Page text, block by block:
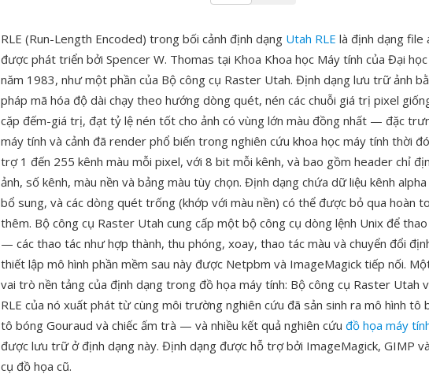
RLE (Run-Length Encoded) trong bối cảnh định dạng Utah RLE là định dạng file
được phát triển bởi Spencer W. Thomas tại Khoa Khoa học Máy tính của Đại
năm 1983, như một phần của Bộ công cụ Raster Utah. Định dạng lưu trữ ảnh
pháp mã hóa độ dài chạy theo hướng dòng quét, nén các chuỗi giá trị pixel
cặp đếm-giá trị, đạt tỷ lệ nén tốt cho ảnh có vùng lớn màu đồng nhất — đặc
máy tính và cảnh đã render phổ biến trong nghiên cứu khoa học máy tính thời
trợ 1 đến 255 kênh màu mỗi pixel, với 8 bit mỗi kênh, và bao gồm header chỉ
ảnh, số kênh, màu nền và bảng màu tùy chọn. Định dạng chứa dữ liệu kênh
bổ sung, và các dòng quét trống (khớp với màu nền) có thể được bỏ qua hoàn
thêm. Bộ công cụ Raster Utah cung cấp một bộ công cụ dòng lệnh Unix để thao
— các thao tác như hợp thành, thu phóng, xoay, thao tác màu và chuyển đổi
thiết lập mô hình phần mềm sau này được Netpbm và ImageMagick tiếp nối.
vai trò nền tảng của định dạng trong đồ họa máy tính: Bộ công cụ Raster Utah
RLE của nó xuất phát từ cùng môi trường nghiên cứu đã sản sinh ra mô hình tô
tô bóng Gouraud và chiếc ấm trà — và nhiều kết quả nghiên cứu đồ họa máy
được lưu trữ ở định dạng này. Định dạng được hỗ trợ bởi ImageMagick, GIMP
cụ đồ họa cũ.